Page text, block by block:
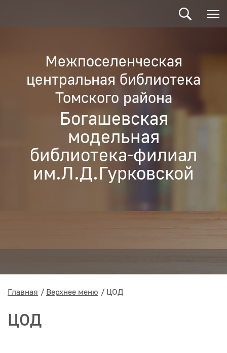
Межпоселенческая
центральная библиотека
Томского района
Богашевская
модельная
библиотека-филиал
им.Л.Д.Гурковской
Главная Верхнее меню ЦОД
ЦОД